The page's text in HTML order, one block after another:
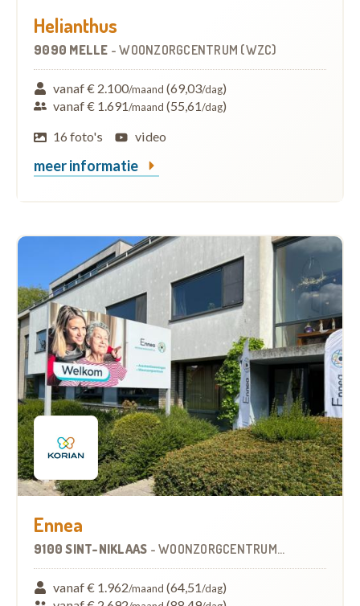
Helianthus
9090 MELLE -WOONZORGCENTRUM (WZC)
vanaf € 2.100/maand (69,03/dag)
vanaf € 1.691/maand (55,61/dag)
16 foto's
video
meer informatie
Ennea
9100 SINT-NIKLAAS - WOONZORGCENTRUM (WZC)
vanaf € 1.962/maand (64,51/dag)